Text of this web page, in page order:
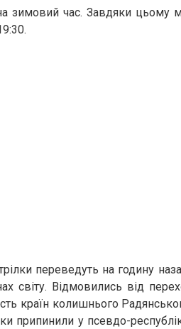
на зимовий час. Завдяки цьому
переведуть на годину
світу. Відмовились від
країн колишнього
припинили у псевдо-